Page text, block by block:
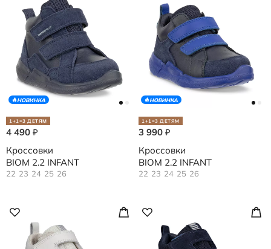
НОВИНКА
1+1=3 ДЕТЯМ
4 490 ₽
Кроссовки
BIOM 2.2 INFANT
22 23 24 25 26
НОВИНКА
1+1=3 ДЕТЯМ
3 990 ₽
Кроссовки
BIOM 2.2 INFANT
22 23 24 25 26